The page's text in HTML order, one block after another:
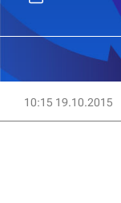
10:15 19.10.2015